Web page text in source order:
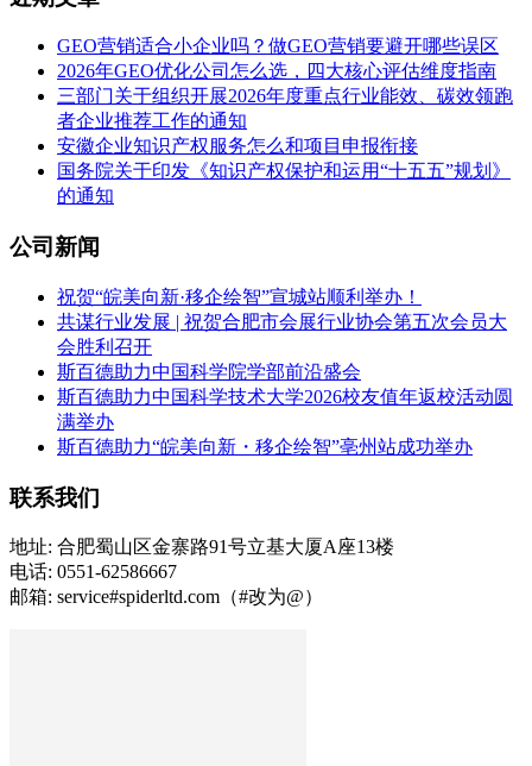
GEO营销适合小企业吗？做GEO营销要避开哪些误区
2026年GEO优化公司怎么选，四大核心评估维度指南
三部门关于组织开展2026年度重点行业能效、碳效领跑
者企业推荐工作的通知
安徽企业知识产权服务怎么和项目申报衔接
国务院关于印发《知识产权保护和运用“十五五”规划》
的通知
公司新闻
祝贺“皖美向新·移企绘智”宣城站顺利举办！
共谋行业发展 | 祝贺合肥市会展行业协会第五次会员大
会胜利召开
斯百德助力中国科学院学部前沿盛会
斯百德助力中国科学技术大学2026校友值年返校活动圆
满举办
斯百德助力“皖美向新・移企绘智”亳州站成功举办
联系我们
地址: 合肥蜀山区金寨路91号立基大厦A座13楼
电话: 0551-62586667
邮箱: service#spiderltd.com（#改为@）